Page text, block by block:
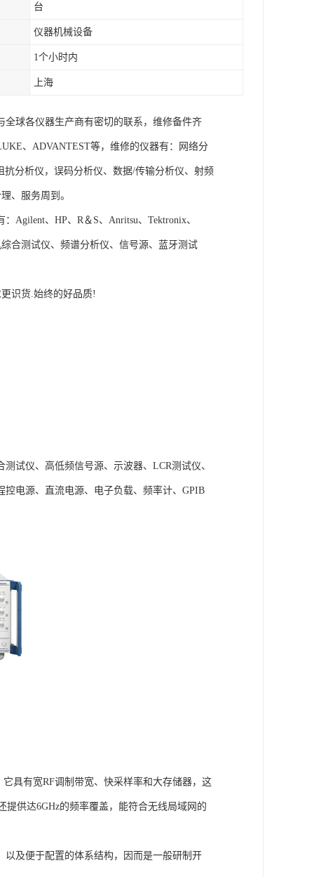
台
仪器机械设备
1个小时内
上海
球各仪器生产商有密切的联系，维修备件齐
、ADVANTEST等，维修的仪器有：网络分
分析仪，误码分析仪、数据/传输分析仪、射频
、服务周到。
Agilent、HP、R＆S、Anritsu、Tektronix、
合测试仪、频谱分析仪、信号源、蓝牙测试
识货.始终的好品质!
试仪、高低频信号源、示波器、LCR测试仪、
电源、直流电源、电子负载、频率计、GPIB
具有宽RF调制带宽、快采样率和大存储器，这
提供达6GHz的频率覆盖，能符合无线局域网的
及便于配置的体系结构，因而是一般研制开